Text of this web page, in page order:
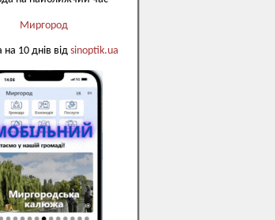
Миргород
на 10 днів відsinoptik.ua